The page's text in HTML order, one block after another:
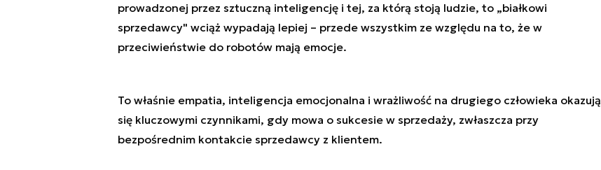
prowadzonej przez sztuczną inteligencję i tej, za którą stoją ludzie, to „białkowi
sprzedawcy" wciąż wypadają lepiej – przede wszystkim ze względu na to, że w
przeciwieństwie do robotów mają emocje.
To właśnie empatia, inteligencja emocjonalna i wrażliwość na drugiego człowieka okazują
się kluczowymi czynnikami, gdy mowa o sukcesie w sprzedaży, zwłaszcza przy
bezpośrednim kontakcie sprzedawcy z klientem.